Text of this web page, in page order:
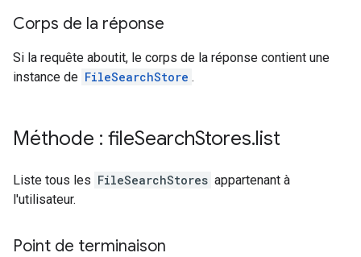
Corps de la réponse
Si la requête aboutit, le corps de la réponse contient une
instance de FileSearchStore .
Méthode : fileSearchStores.list
Liste tous les FileSearchStores appartenant à
l'utilisateur.
Point de terminaison